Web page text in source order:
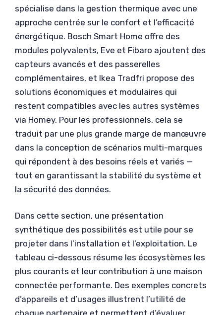
spécialise dans la gestion thermique avec une
approche centrée sur le confort et l’efficacité
énergétique. Bosch Smart Home offre des
modules polyvalents, Eve et Fibaro ajoutent des
capteurs avancés et des passerelles
complémentaires, et Ikea Tradfri propose des
solutions économiques et modulaires qui
restent compatibles avec les autres systèmes
via Homey. Pour les professionnels, cela se
traduit par une plus grande marge de manœuvre
dans la conception de scénarios multi-marques
qui répondent à des besoins réels et variés —
tout en garantissant la stabilité du système et
la sécurité des données.
Dans cette section, une présentation
synthétique des possibilités est utile pour se
projeter dans l’installation et l’exploitation. Le
tableau ci-dessous résume les écosystèmes les
plus courants et leur contribution à une maison
connectée performante. Des exemples concrets
d’appareils et d’usages illustrent l’utilité de